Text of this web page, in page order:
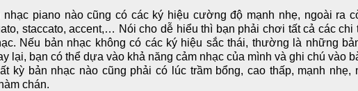
nhạc piano nào cũng có các ký hiệu cường độ mạnh nhẹ, ngoài ra
staccato, accent,… Nói cho dễ hiểu thì bạn phải chơi tất cả các chi
Nếu bản nhạc không có các ký hiệu sắc thái, thường là những
lại, bạn có thể dựa vào khả năng cảm nhạc của mình và ghi chú vào
kỳ bản nhạc nào cũng phải có lúc trầm bổng, cao thấp, mạnh nhẹ,
chán.